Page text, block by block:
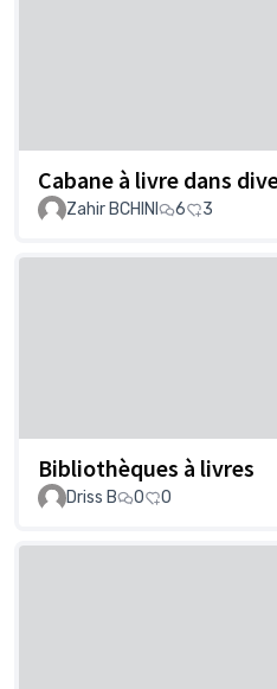
Cabane à livre dans
Zahir BCHINI
6 3
Bibliothèques à livres
Driss B
0 0